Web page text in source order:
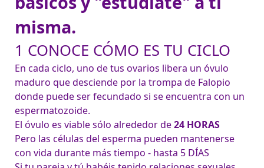
misma.
1 CONOCE CÓMO ES TU CICLO
En cada ciclo, uno de tus ovarios libera un óvulo
maduro que desciende por la trompa de Falopio
donde puede ser fecundado si se encuentra con un
espermatozoide.
El óvulo es viable sólo alrededor de 24 HORAS
Pero las células del esperma pueden mantenerse
con vida durante más tiempo - hasta 5 DÍAS